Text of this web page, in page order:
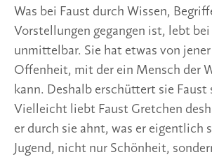
Was bei Faust durch Wissen,
Vorstellungen gegangen ist, lebt
unmittelbar. Sie hat etwas von
Offenheit, mit der ein Mensch der
kann. Deshalb erschüttert sie Faust
Vielleicht liebt Faust Gretchen
er durch sie ahnt, was er eigentlich
Jugend, nicht nur Schönheit,